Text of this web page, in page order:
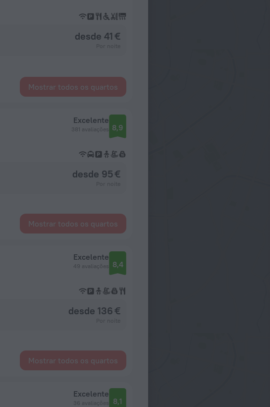
desde 41 €
Mostrar todos os quartos
Excelente
381 avaliações 8,9
desde 95 €
Mostrar todos os quartos
Excelente
49 avaliações 8,4
desde 136 €
Mostrar todos os quartos
Excelente
36 avaliações 8,1